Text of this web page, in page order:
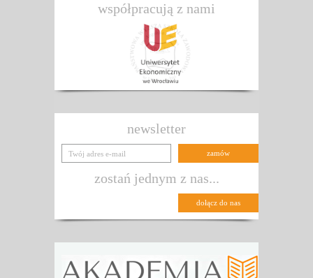
współpracują z nami
newsletter
zostań jednym z nas...